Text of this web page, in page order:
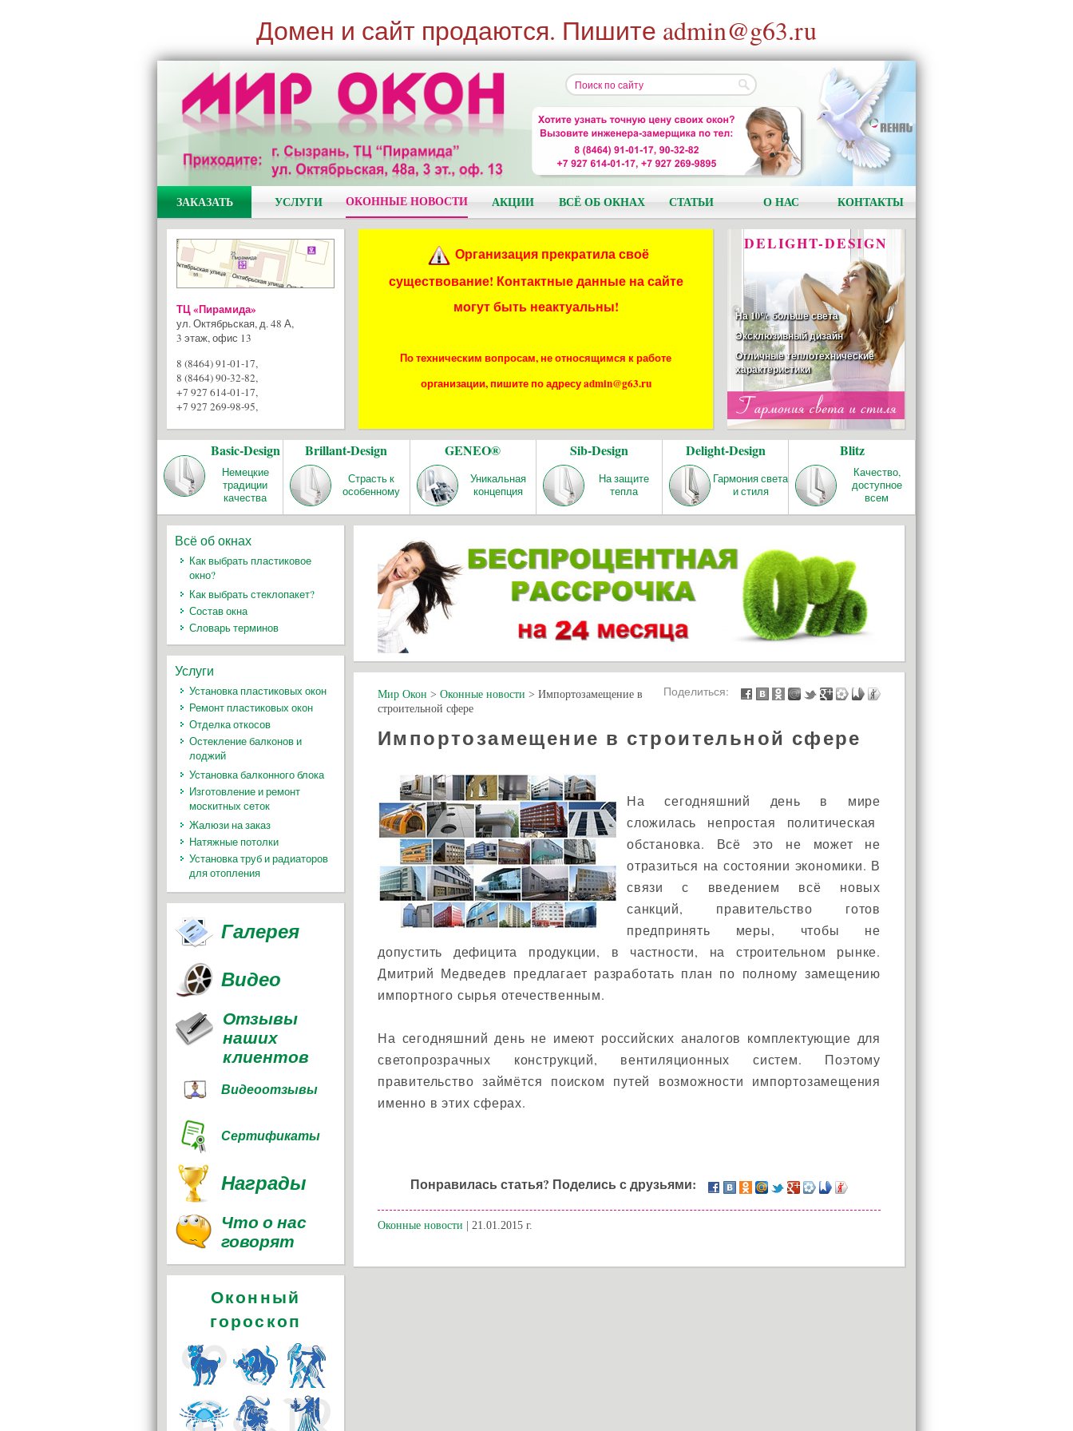
Домен и сайт продаются. Пишите admin@g63.ru
ЗАКАЗАТЬ УСЛУГИ ОКОННЫЕ НОВОСТИ АКЦИИ ВСЁ ОБ ОКНАХ СТАТЬИ О НАС КОНТАКТЫ
ТЦ «Пирамида»
ул. Октябрьская, д. 48 А,
3 этаж, офис 13
8 (8464) 91-01-17,
8 (8464) 90-32-82,
+7 927 614-01-17,
+7 927 269-98-95,
Организация прекратила своё
существование! Контактные данные на сайте
могут быть неактуальны!
По техническим вопросам, не относящимся к работе
организации, пишите по адресу admin@g63.ru
АКЦИЯ!
Установи окно и получи
в подарок подарочный
сертификат на сумму
1000 рублей!
DELIGHT-DESIGN
На 10% больше света
Эксклюзивный дизайн
Отличные теплотехнические
характеристики
ОТОПЛЕНИЕ
REHAU RAUTITAN
Качество и надёжность!
БАЛКОНЫ И
ЛОДЖИИ
Basic-Design
Немецкие
традиции
качества
Brillant-Design
Страсть к
особенному
GENEO®
Уникальная
концепция
Sib-Design
На защите
тепла
Delight-Design
Гармония света
и стиля
Blitz
Качество,
доступное
всем
Поделиться:
Мир Окон > Оконные новости > Импортозамещение в
строительной сфере
Импортозамещение в строительной сфере
На сегодняшний день в мире
сложилась непростая политическая
обстановка. Всё это не может не
отразиться на состоянии экономики. В
связи с введением всё новых
санкций, правительство готов
предпринять меры, чтобы не
допустить дефицита продукции, в частности, на строительном рынке.
Дмитрий Медведев предлагает разработать план по полному замещению
импортного сырья отечественным.
На сегодняшний день не имеют российских аналогов комплектующие для
светопрозрачных конструкций, вентиляционных систем. Поэтому
правительство займётся поиском путей возможности импортозамещения
именно в этих сферах.
Понравилась статья? Поделись с друзьями:
Оконные новости | 21.01.2015 г.
Всё об окнах
Как выбрать пластиковое
окно?
Как выбрать стеклопакет?
Состав окна
Словарь терминов
Услуги
Установка пластиковых окон
Ремонт пластиковых окон
Отделка откосов
Остекление балконов и
лоджий
Установка балконного блока
Изготовление и ремонт
москитных сеток
Жалюзи на заказ
Натяжные потолки
Установка труб и радиаторов
для отопления
Галерея
Видео
Отзывы
наших
клиентов
Видеоотзывы
Сертификаты
Награды
Что о нас
говорят
Оконный
гороскоп